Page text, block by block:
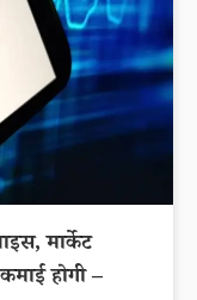
मार्केट
होगी –